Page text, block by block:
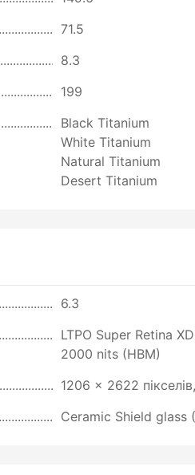
71.5
8.3
199
Black Titanium
White Titanium
Natural Titanium
Desert Titanium
6.3
LTPO Super Retina
2000 nits (HBM)
1206 x 2622
Ceramic Shield